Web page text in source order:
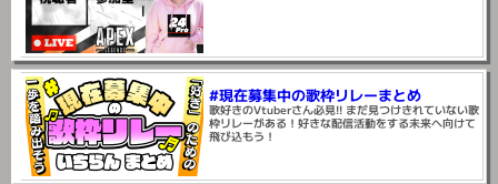
#現在募集中の歌枠リレーまとめ
歌好きのVtuberさん必見!! まだ見つけきれていない歌
枠リレーがある！好きな配信活動をする未来へ向けて
飛び込もう！